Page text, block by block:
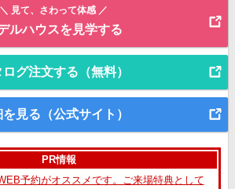
＼ 見て、さわって体感 ／
ルハウスを見学する
ログ注文する（無料）
見る（公式サイト）
PR情報
予約がオススメです。ご来場特典として